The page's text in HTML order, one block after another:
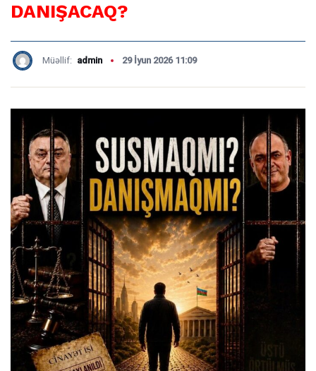
DANIŞACAQ?
Müəllif: admin 29 İyun 2026 11:09